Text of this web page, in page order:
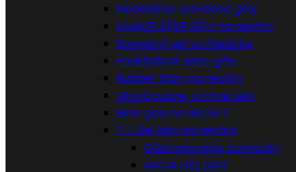
Modelážne, stavebné gély
KAMUFLÁŽNE GÉLY na nechty
Stavebný gél vo flaštičke
Podkladové, Base gély
Rubber bázy na nechty
Ukončovacie, vrchné gély
Biele gely na NECHTY
  Gel laky na nechty
Odstraňovače, pomôcky
AKCIA GÉL LAKY